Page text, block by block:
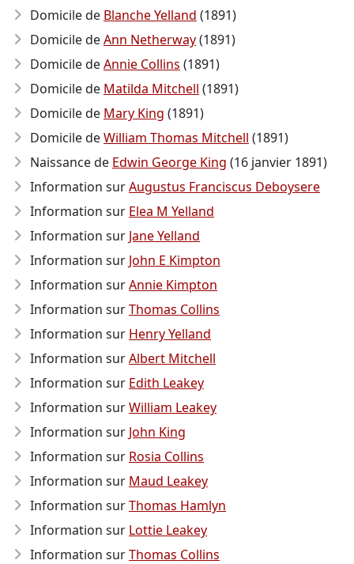
Domicile de Blanche Yelland (1891)
Domicile deAnn Netherway(1891)
Domicile deAnnie Collins (1891)
Domicile de Matilda Mitchell (1891)
Domicile de Mary King (1891)
Domicile deWilliam Thomas Mitchell (1891)
Naissance de Edwin George King (16 janvier 1891)
Information surAugustus Franciscus Deboysere
Information sur Elea M Yelland
Information sur Jane Yelland
Information sur John E Kimpton
Information surAnnie Kimpton
Information surThomas Collins
Information sur Henry Yelland
Information surAlbert Mitchell
Information sur Edith Leakey
Information surWilliam Leakey
Information sur John King
Information sur Rosia Collins
Information sur Maud Leakey
Information surThomas Hamlyn
Information sur Lottie Leakey
Information surThomas Collins